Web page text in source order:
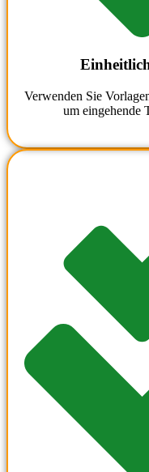
Verwenden Sie
um eingehende